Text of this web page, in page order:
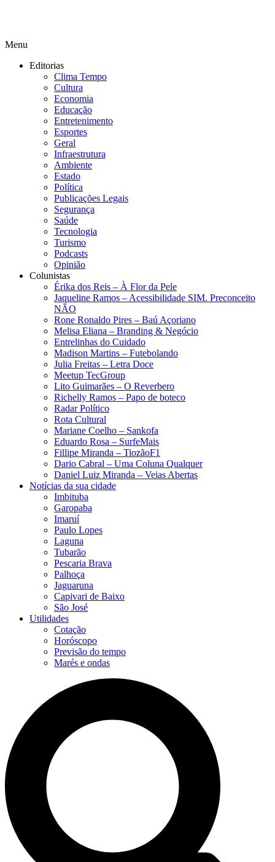
Menu
Editorias
Clima Tempo
Cultura
Economia
Educação
Entretenimento
Esportes
Geral
Infraestrutura
Ambiente
Estado
Política
Publicações Legais
Segurança
Saúde
Tecnologia
Turismo
Podcasts
Opinião
Colunistas
Érika dos Reis​ – À Flor da Pele
Jaqueline Ramos – Acessibilidade SIM. Preconceito
NÃO
Rone Ronaldo Pires – Baú Açoriano
Melisa Eliana – Branding & Negócio
Entrelinhas do Cuidado
Madison Martins – Futebolando
Julia Freitas​ – Letra Doce
Meetup TecGroup
Lito Guimarães – O Reverbero
Richelly Ramos​ – Papo de boteco
Radar Político
Rota Cultural
Mariane Coelho – Sankofa
Eduardo Rosa​ – SurfeMais
Fillipe Miranda – TiozãoF1
Dario Cabral – Uma Coluna Qualquer
Daniel Luiz Miranda – Veias Abertas
Notícias da sua cidade
Imbituba
Garopaba
Imaruí
Paulo Lopes
Laguna
Tubarão
Pescaria Brava
Palhoça
Jaguaruna
Capivari de Baixo
São José
Utilidades
Cotação
Horóscopo
Previsão do tempo
Marés e ondas